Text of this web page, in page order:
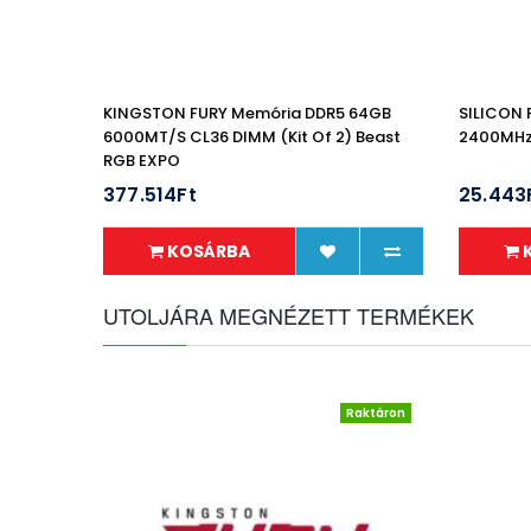
KINGSTON FURY Memória DDR5 64GB
6000MT/s CL36 DIMM (Kit Of 2) Beast
RGB EXPO
377.514Ft
KOSÁRBA
SILICON
UTOLJÁRA MEGNÉZETT TERMÉKEK
Raktáron